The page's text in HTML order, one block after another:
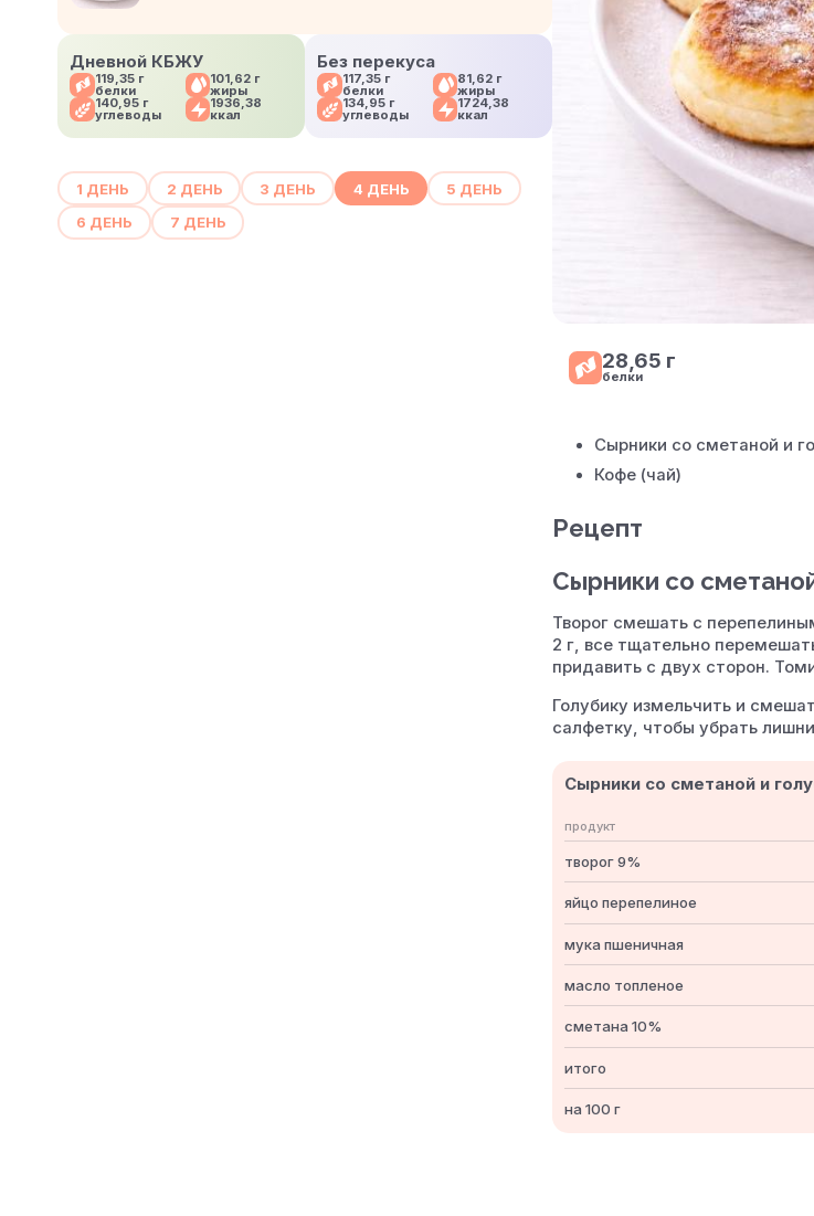
Дневной КБЖУ
119,35 г
белки
101,62 г
жиры
140,95 г
углеводы
1936,38
ккал
Без перекуса
117,35 г
белки
81,62 г
жиры
134,95 г
углеводы
1724,38
ккал
1 ДЕНЬ 2 ДЕНЬ 3 ДЕНЬ 4 ДЕНЬ
5 ДЕНЬ
6 ДЕНЬ
7 ДЕНЬ
28,65 г
белки
Сырники со сметаной и
Кофе (чай)
Рецепт
Сырники со
Творог смешать с
2 г, все тщательно
придавить с двух сторон.
Голубику измельчить и
салфетку, чтобы убрать
Сырники со сметаной и
продукт
творог 9%
яйцо перепелиное
мука пшеничная
масло топленое
сметана 10%
итого
на 100 г